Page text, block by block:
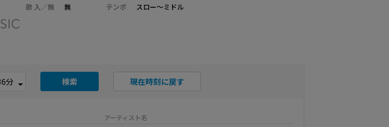
歌 入／無 無 テンポ
スロー～ミドル
検索 現在時刻に戻す
アーティスト名